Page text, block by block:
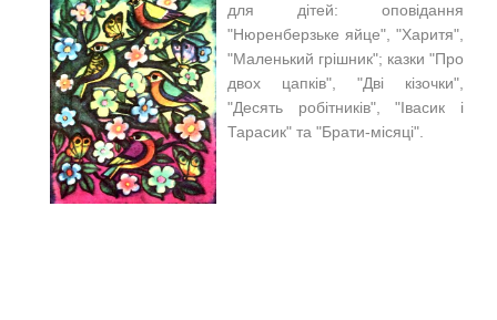
для дітей: оповідання
"Нюренберзьке яйце", "Харитя",
"Маленький грішник"; казки "Про
двох цапків", "Дві кізочки",
"Десять робітників", "Івасик і
Тарасик" та "Брати-місяці".​